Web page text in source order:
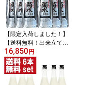
【限定入荷しました！】
【送料無料！出来立ての
フレッシュなお酒！】菊
水 しぼりたて 生原
酒 1800ml×6本(北海
道・沖縄は送料+990円)
16,850 円